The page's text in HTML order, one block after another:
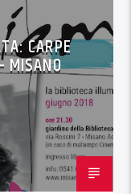
CARPE
MISANO